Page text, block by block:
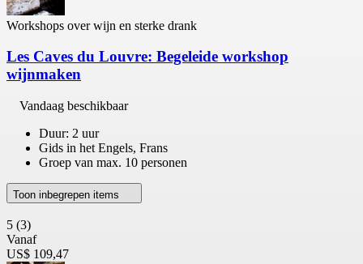
Workshops over wijn en sterke drank
Les Caves du Louvre: Begeleide workshop
wijnmaken
Vandaag beschikbaar
Duur: 2 uur
Gids in het Engels, Frans
Groep van max. 10 personen
Toon inbegrepen items
5 (3)
Vanaf
US$ 109,47